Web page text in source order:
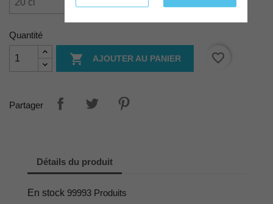
Quantité
 AJOUTER AU PANIER favorite_border
Partager
Détails du produit
En stock 99993 Produits